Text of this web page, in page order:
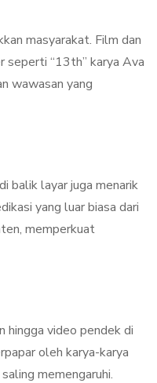
masyarakat. Film dan
seperti “13th” karya Ava
wawasan yang
balik layar juga menarik
yang luar biasa dari
memperkuat
hingga video pendek di
oleh karya-karya
memengaruhi.